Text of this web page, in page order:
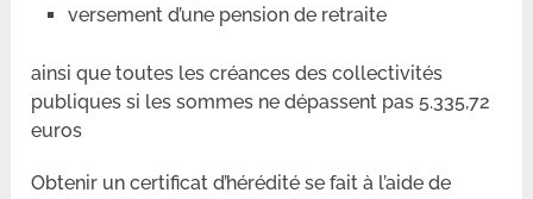
versement d’une pension de retraite
ainsi que toutes les créances des collectivités
publiques si les sommes ne dépassent pas 5.335,72
euros
Obtenir un certificat d’hérédité se fait à l’aide de